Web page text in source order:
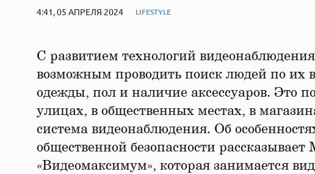
4:41, 05 АПРЕЛЯ 2024 LIFESTYLE
С развитием технологий
возможным проводить поиск людей по их
одежды, пол и наличие аксессуаров. Это
улицах, в общественных местах, в
система видеонаблюдения. Об
общественной безопасности
«Видеомаксимум», которая занимается